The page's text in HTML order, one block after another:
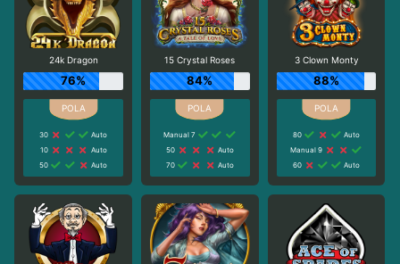
24k Dragon
76%
30
Auto
10
Auto
50
Auto
15 Crystal Roses
84%
Manual 7
50
Auto
70
Auto
3 Clown Monty
88%
80
Auto
Manual 9
60
Auto